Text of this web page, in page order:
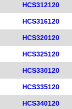
HCS312120
HCS316120
HCS320120
HCS325120
HCS330120
HCS335120
HCS340120